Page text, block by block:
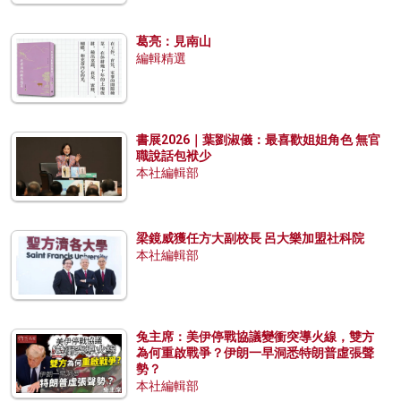
葛亮：見南山
編輯精選
書展2026｜葉劉淑儀：最喜歡姐姐角色 無官
職說話包袱少
本社編輯部
梁鏡威獲任方大副校長 呂大樂加盟社科院
本社編輯部
兔主席：美伊停戰協議變衝突導火線，雙方
為何重啟戰爭？伊朗一早洞悉特朗普虛張聲
勢？
本社編輯部